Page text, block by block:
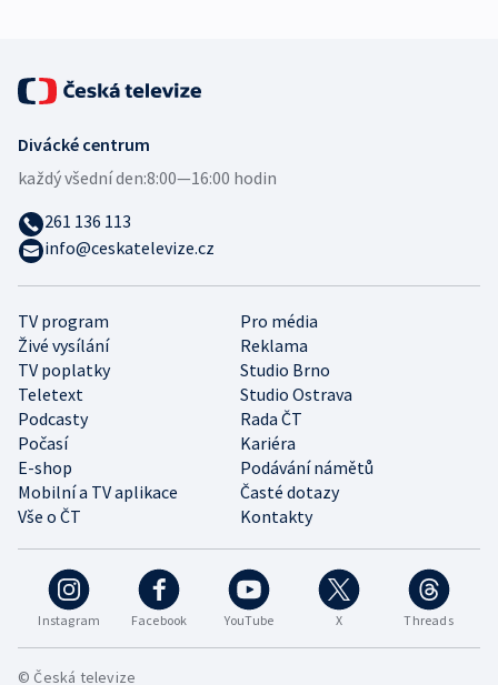
Instagram Facebook YouTube X Threads
TV program
Pro média
Živé vysílání
Reklama
TV poplatky
Studio Brno
Teletext
Studio Ostrava
Podcasty
Rada ČT
Počasí
Kariéra
E-shop
Podávání námětů
Mobilní a TV aplikace
Časté dotazy
Vše o ČT
Kontakty
Divácké centrum
každý všední den:8:00—16:00 hodin
261 136 113
info@ceskatelevize.cz
© Česká televize